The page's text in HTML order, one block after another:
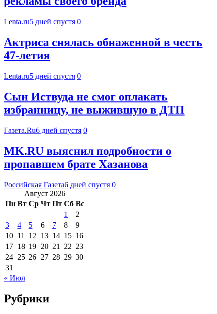
Lenta.ru5 дней спустя 0
Актриса снялась обнаженной в честь
47-летия
Lenta.ru5 дней спустя 0
Сын Иствуда не смог оплакать
избранницу, не выжившую в ДТП
Газета.Ru6 дней спустя 0
MK.RU выяснил подробности о
пропавшем брате Хазанова
Российская Газета6 дней спустя 0
Август 2026
Пн Вт Ср Чт Пт Сб Вс
1
2
3
4 5 6 7 8
9
10 11 12 13 14 15 16
17 18 19 20 21 22 23
24 25 26 27 28 29 30
31
« Июл
Рубрики